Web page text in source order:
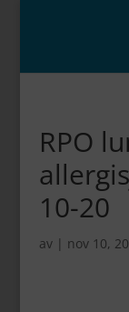
RPO
10-20
av | nov 10,